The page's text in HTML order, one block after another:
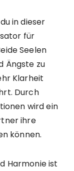
in dieser
für
Seelen
Ängste zu
Klarheit
Durch
wird ein
ihre
können.
Harmonie ist